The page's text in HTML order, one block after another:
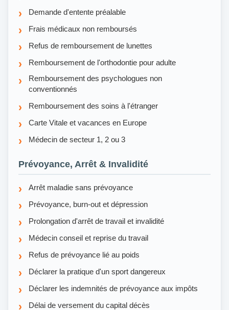
Demande d'entente préalable
Frais médicaux non remboursés
Refus de remboursement de lunettes
Remboursement de l'orthodontie pour adulte
Remboursement des psychologues non
conventionnés
Remboursement des soins à l'étranger
Carte Vitale et vacances en Europe
Médecin de secteur 1, 2 ou 3
Prévoyance, Arrêt & Invalidité
Arrêt maladie sans prévoyance
Prévoyance, burn-out et dépression
Prolongation d'arrêt de travail et invalidité
Médecin conseil et reprise du travail
Refus de prévoyance lié au poids
Déclarer la pratique d'un sport dangereux
Déclarer les indemnités de prévoyance aux impôts
Délai de versement du capital décès